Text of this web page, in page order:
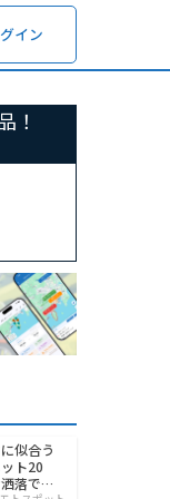
イン
！
似合う
ト20
落でワ